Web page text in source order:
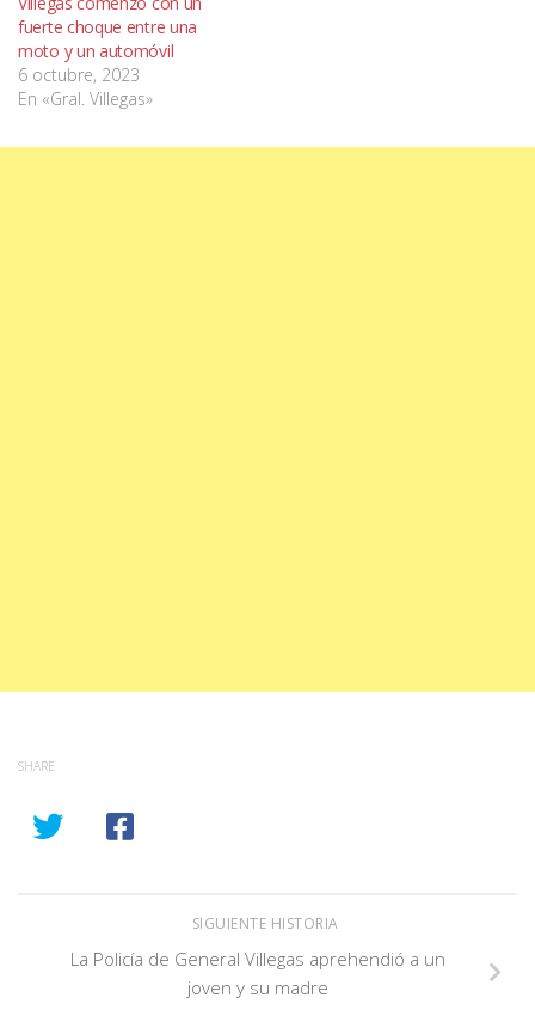
fuerte choque entre una
moto y un automóvil
6 octubre, 2023
En «Gral. Villegas»
SHARE
SIGUIENTE HISTORIA
La Policía de General Villegas aprehendió a un
joven y su madre